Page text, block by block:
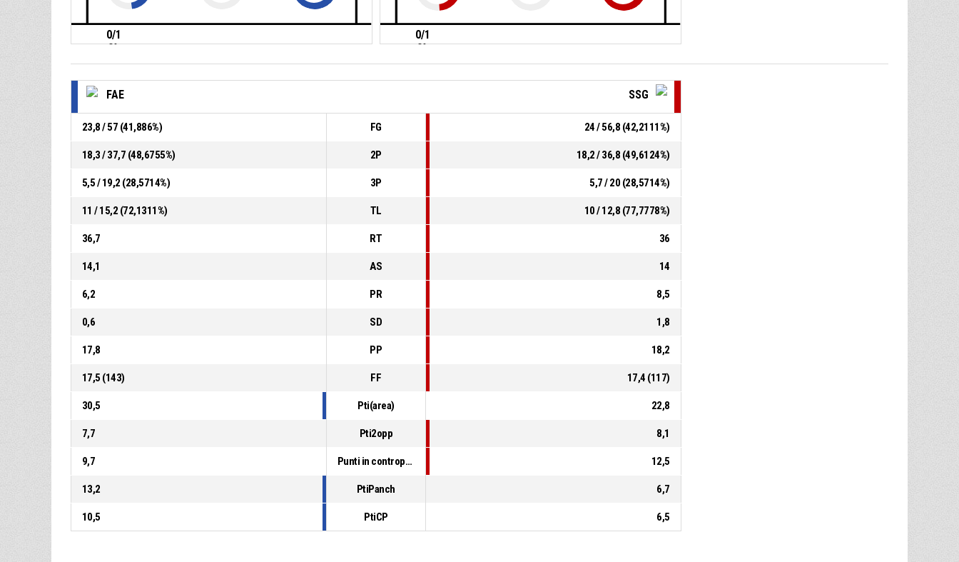
0/1
0%
0/1
0%
FAE SSG
23,8 / 57 (41,886%) FG 24 / 56,8 (42,2111%)
18,3 / 37,7 (48,6755%) 2P 18,2 / 36,8 (49,6124%)
5,5 / 19,2 (28,5714%) 3P 5,7 / 20 (28,5714%)
11 / 15,2 (72,1311%) TL 10 / 12,8 (77,7778%)
36,7 RT 36
14,1 AS 14
6,2 PR 8,5
0,6 SD 1,8
17,8 PP 18,2
17,5 (143) FF 17,4 (117)
30,5 Pti(area) 22,8
7,7 Pti2opp 8,1
9,7 Punti in contropiede 12,5
13,2 PtiPanch 6,7
10,5 PtiCP 6,5